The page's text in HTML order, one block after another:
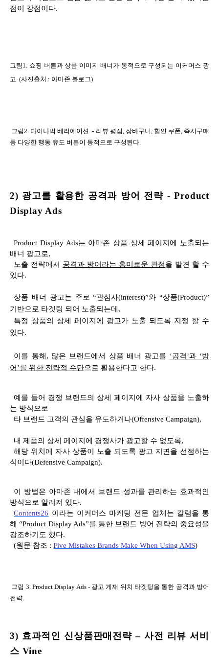
점이 강점이다.
그림1
쇼핑 버튼과 상품 이미지 배너가 동적으로 구성되는 이커머스 광
고 . (사진출처 : 아마존 블로그)
그림2 다이나믹 베리에이션 - 리뷰 평점 장바구니 할인 쿠폰 즉시구매
등 다양한 행동 유도 버튼이 동적으로 구성된다
2) 광고를 활용한 공격과 방어 전략 - Product
Display Ads
Product Display Ads는 아마존 상품 상세 페이지에 노출되는
배너 광고로,
노출 전략에서 공격과 방어라는 흥미로운 관점을 발견 할 수
있다.
상품 배너 광고는 주로 “관심사(interest)”와 “상품(Product)”
기반으로 타겟팅 되어 노출되는데,
특정 상품의 상세 페이지에 광고가 노출 되도록 지정 할 수
있다.
이를 통해, 많은 브랜드에서 상품 배너 광고를 ‘공격’과 ‘방
어’를 위한 전략적 수단으로 활용한다고 한다.
예를 들어 경쟁 브랜드의 상세 페이지에 자사 상품을 노출하
는 방식으로
타 브랜드 고객의 관심을 유도하거나(Offensive Campaign),
내 제품의 상세 페이지에 경쟁사가 광고할 수 없도록,
해당 위치에 자사 상품이 노출 되도록 광고 지면을 선점하는
식이다(Defensive Campaign).
이 방법은 아마존 내에서 브랜드 성과를 관리하는 효과적인
방식으로 알려져 있다.
Contents26 이라는 이커머스 마케팅 전문 업체는 칼럼을 통
해 “Product Display Ads”를 통한 브랜드 방어 전략의 중요성을
강조하기도 했다.
(원문 참조 :Five Mistakes Brands Make When Using AMS)
그림 3. Product Display Ads - 광고 게재 위치 타겟팅을 통한 공격과 방어
전략
3) 효과적인 신상품판매전략– 사전 리뷰 서비
스 Vine